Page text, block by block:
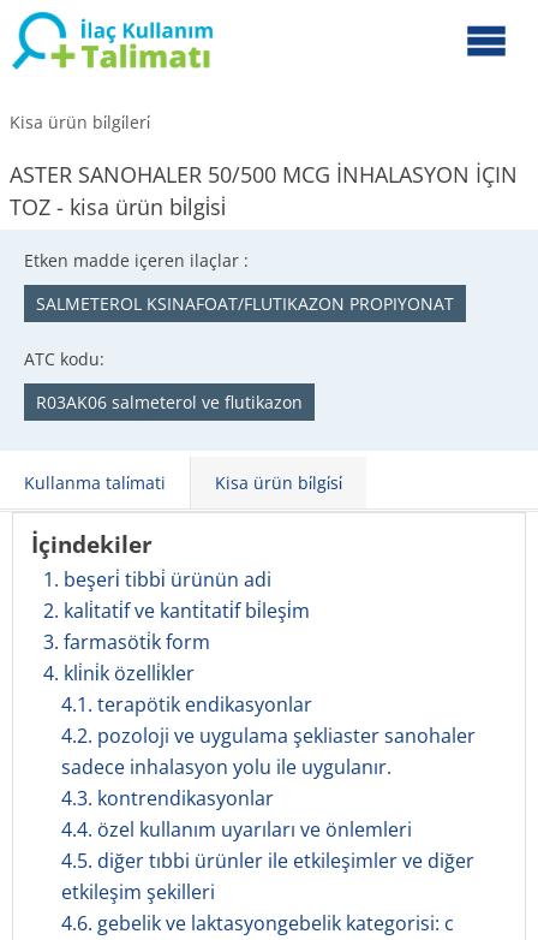
Kisa ürün bi̇lgi̇leri̇
ASTER SANOHALER 50/500 MCG İNHALASYON İÇIN
TOZ - kisa ürün bi̇lgi̇si̇
Etken madde içeren ilaçlar :
SALMETEROL KSINAFOAT/FLUTIKAZON PROPIYONAT
ATC kodu:
R03AK06 salmeterol ve flutikazon
Kullanma tali̇mati Kisa ürün bi̇lgi̇si̇
İçindekiler
1. beşeri̇ tibbi̇ ürünün adi
2. kali̇tati̇f ve kanti̇tati̇f bi̇leşi̇m
3. farmasöti̇k form
4. kli̇ni̇k özelli̇kler
4.1. terapötik endikasyonlar
4.2. pozoloji ve uygulama şekliaster sanohaler
sadece inhalasyon yolu ile uygulanır.
4.3. kontrendikasyonlar
4.4. özel kullanım uyarıları ve önlemleri
4.5. diğer tıbbi ürünler ile etkileşimler ve diğer
etkileşim şekilleri
4.6. gebelik ve laktasyongebelik kategorisi: c